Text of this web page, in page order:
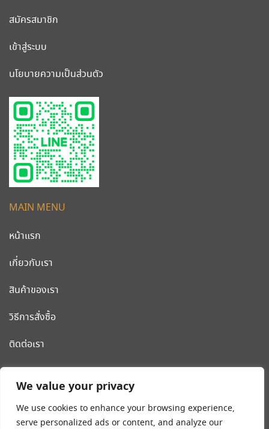
We value your privacy
We use cookies to enhance your browsing experience,
serve personalized ads or content, and analyze our
โรงงานผลิต รถเข็นสแตนเลส รถเข็นโรงแรม เครื่องมือและอุปกรณ์
ทำความสะอาด น้ำยาทำความสะอาด
MAIN MENU
หน้าแรก
เกี่ยวกับเรา
สินค้าของเรา
วิธีการสั่งซื้อ
ติดต่อเรา
สมัครสมาชิก
เข้าสู่ระบบ
นโยบายความเป็นส่วนตัว